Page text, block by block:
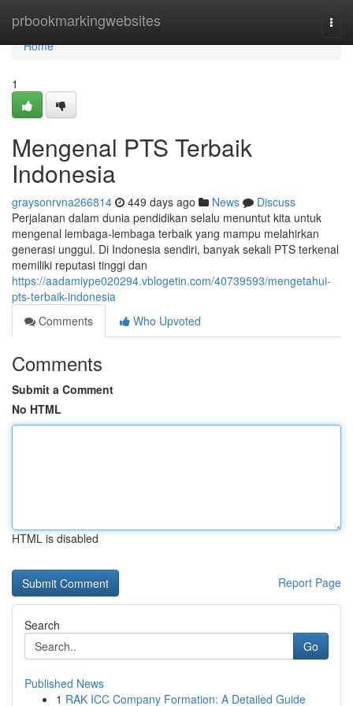
prbookmarkingwebsites
Home
Home
1
Mengenal PTS Terbaik
Indonesia
graysonrvna266814 449 days ago News
Discuss
Perjalanan dalam dunia pendidikan selalu menuntut kita untuk
mengenal lembaga-lembaga terbaik yang mampu melahirkan
generasi unggul. Di Indonesia sendiri, banyak sekali PTS terkenal
memiliki reputasi tinggi dan
https://aadamiype020294.vblogetin.com/40739593/mengetahui-
pts-terbaik-indonesia
Comments
Who Upvoted
Comments
Submit a Comment
No HTML
HTML is disabled
Report Page
Search
Go
Published News
1 RAK ICC Company Formation: A Detailed Guide